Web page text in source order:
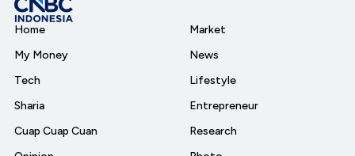
Home
My Money
Tech
Sharia
Cuap Cuap Cuan
Market
News
Lifestyle
Entrepreneur
Research